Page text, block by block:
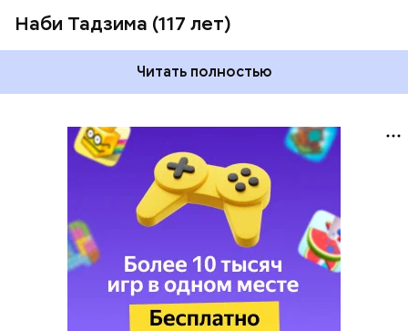
Наби Тадзима (117 лет)
Читать полностью